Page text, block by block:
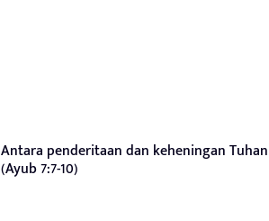
Antara penderitaan dan keheningan Tuhan
(Ayub 7:7-10)